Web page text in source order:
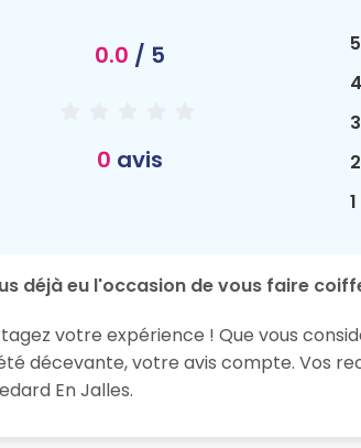
0.0 / 5
0 avis
5
4
3
2
1
déjà eu l'occasion de vous faire
votre expérience ! Que vous
décevante, votre avis compte. Vos
En Jalles.